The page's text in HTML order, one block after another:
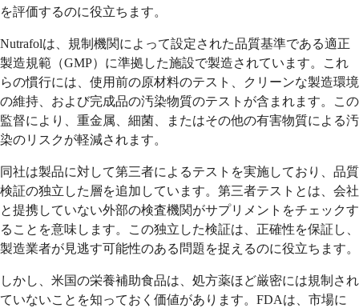
を評価するのに役立ちます。
Nutrafolは、規制機関によって設定された品質基準である適正
製造規範（GMP）に準拠した施設で製造されています。これ
らの慣行には、使用前の原材料のテスト、クリーンな製造環境
の維持、および完成品の汚染物質のテストが含まれます。この
監督により、重金属、細菌、またはその他の有害物質による汚
染のリスクが軽減されます。
同社は製品に対して第三者によるテストを実施しており、品質
検証の独立した層を追加しています。第三者テストとは、会社
と提携していない外部の検査機関がサプリメントをチェックす
ることを意味します。この独立した検証は、正確性を保証し、
製造業者が見逃す可能性のある問題を捉えるのに役立ちます。
しかし、米国の栄養補助食品は、処方薬ほど厳密には規制され
ていないことを知っておく価値があります。FDAは、市場に